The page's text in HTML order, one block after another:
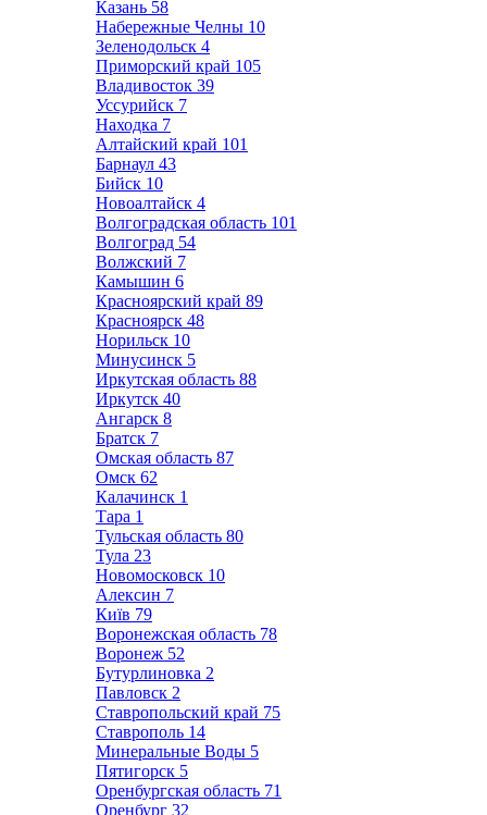
Казань 58
Набережные Челны 10
Зеленодольск 4
Приморский край 105
Владивосток 39
Уссурийск 7
Находка 7
Алтайский край 101
Барнаул 43
Бийск 10
Новоалтайск 4
Волгоградская область 101
Волгоград 54
Волжский 7
Камышин 6
Красноярский край 89
Красноярск 48
Норильск 10
Минусинск 5
Иркутская область 88
Иркутск 40
Ангарск 8
Братск 7
Омская область 87
Омск 62
Калачинск 1
Тара 1
Тульская область 80
Тула 23
Новомосковск 10
Алексин 7
Київ 79
Воронежская область 78
Воронеж 52
Бутурлиновка 2
Павловск 2
Ставропольский край 75
Ставрополь 14
Минеральные Воды 5
Пятигорск 5
Оренбургская область 71
Оренбург 32